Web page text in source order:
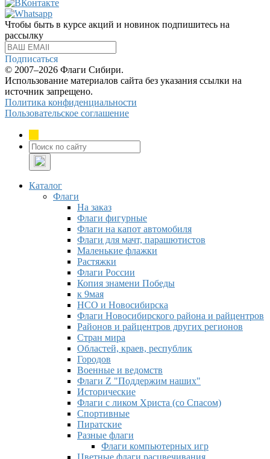
Чтобы быть в курсе акций и новинок подпишитесь на
рассылку
Подписаться
© 2007–2026 Флаги Сибири.
Использование материалов сайта без указания ссылки на
источник запрещено.
Политика конфиденциальности
Пользовательское соглашение
Каталог
Флаги
На заказ
Флаги фигурные
Флаги на капот автомобиля
Флаги для мачт, парашютистов
Маленькие флажки
Растяжки
Флаги России
Копия знамени Победы
к 9мая
НСО и Новосибирска
Флаги Новосибирского района и райцентров
Районов и райцентров других регионов
Стран мира
Областей, краев, республик
Городов
Военные и ведомств
Флаги Z "Поддержим наших"
Исторические
Флаги с ликом Христа (со Спасом)
Спортивные
Пиратские
Разные флаги
Флаги компьютерных игр
Цветные флаги расцвечивания